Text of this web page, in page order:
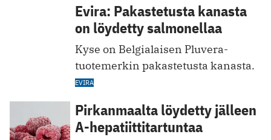
Evira: Pakastetusta kanasta
on löydetty salmonellaa
Kyse on Belgialaisen Pluvera-
tuotemerkin pakastetusta kanasta.
EVIRA
Pirkanmaalta löydetty jälleen
A-hepatiittitartuntaa